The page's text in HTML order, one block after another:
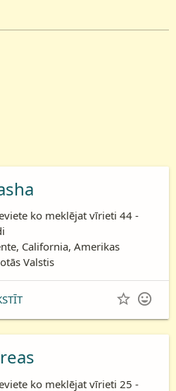
ko meklējat vīrieti 44 -
California, Amerikas
Valstis
 
ko meklējat vīrieti 25 -